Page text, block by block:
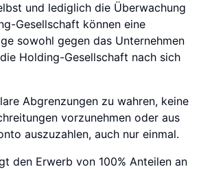
und lediglich die Überwachung
Gesellschaft können eine
sowohl gegen das Unternehmen
Holding-Gesellschaft nach sich
Abgrenzungen zu wahren, keine
vorzunehmen oder aus
auszuzahlen, auch nur einmal.
den Erwerb von 100% Anteilen an